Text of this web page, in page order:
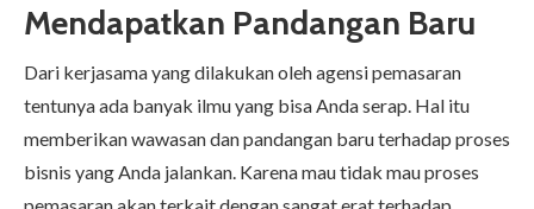
Mendapatkan Pandangan Baru
Dari kerjasama yang dilakukan oleh agensi pemasaran
tentunya ada banyak ilmu yang bisa Anda serap. Hal itu
memberikan wawasan dan pandangan baru terhadap proses
bisnis yang Anda jalankan. Karena mau tidak mau proses